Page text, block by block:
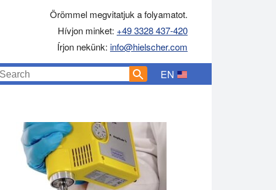
Örömmel megvitatjuk a folyamatot.
Hívjon minket: +49 3328 437-420
Írjon nekünk: info@hielscher.com
EN